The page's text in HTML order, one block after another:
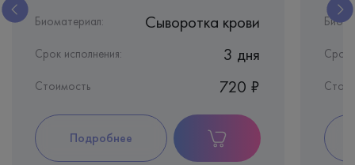
Биоматериал: Сыворотка крови
Срок исполнения: 3 дня
Стоимость 720 ₽
Подробнее
Срок